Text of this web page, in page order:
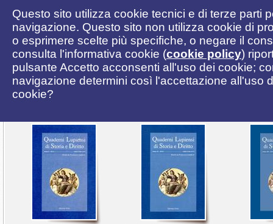
Questo sito utilizza cookie tecnici e di terze parti
navigazione. Questo sito non utilizza cookie di
o esprimere scelte più specifiche, o negare il
consulta l'informativa cookie (cookie policy)
pulsante Accetto acconsenti all'uso dei cookie;
navigazione determini così l'accettazione all'uso
cookie?